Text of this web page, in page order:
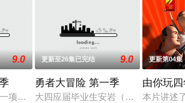
9.0
项新任务！一个神秘的包裹，一次跨越大
更新至26集已完结 9.0
勇者大冒险 第一季
大四应届毕业生安岩（王梓 配音）
更新第04集
由你玩
本片讲述